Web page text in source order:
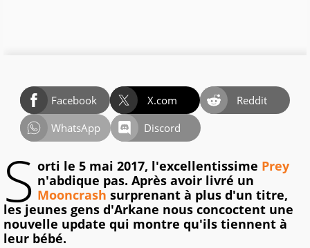
Facebook X.com
Reddit
WhatsApp
Discord
S orti le 5 mai 2017, l'excellentissime Prey
n'abdique pas. Après avoir livré un
Mooncrash surprenant à plus d'un titre,
les jeunes gens d'Arkane nous concoctent une
nouvelle update qui montre qu'ils tiennent à
leur bébé.